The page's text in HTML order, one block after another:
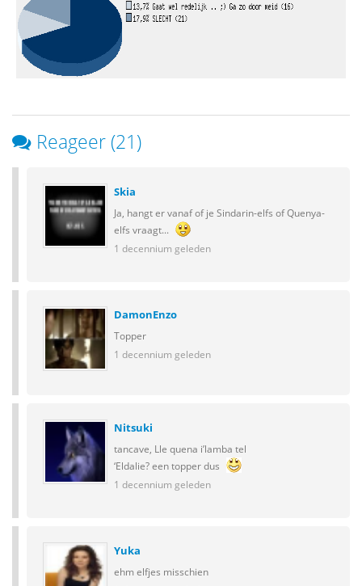
Reageer (21)
Skia
Ja, hangt er vanaf of je Sindarin-elfs of Quenya-
elfs vraagt...
1 decennium geleden
DamonEnzo
Topper
1 decennium geleden
Nitsuki
tancave, Lle quena i’lamba tel
‘Eldalie? een topper dus
1 decennium geleden
Yuka
ehm elfjes misschien